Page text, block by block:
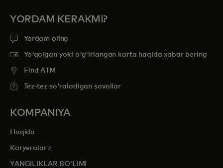
YORDAM KERAKMI?
Yordam oling
Yo'qolgan yoki o'g'irlangan karta haqida xabar bering
Find ATM
Tez-tez so'raladigan savollar
KOMPANIYA
Haqida
Karyeralaropens in a new tab
YANGILIKLAR BOʻLIMI